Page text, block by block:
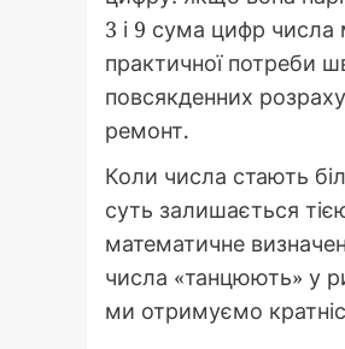
3 і 9 сума цифр числа
практичної потреби
повсякденних
ремонт.
Коли числа стають
суть залишається
математичне
числа «танцюють» у
ми отримуємо